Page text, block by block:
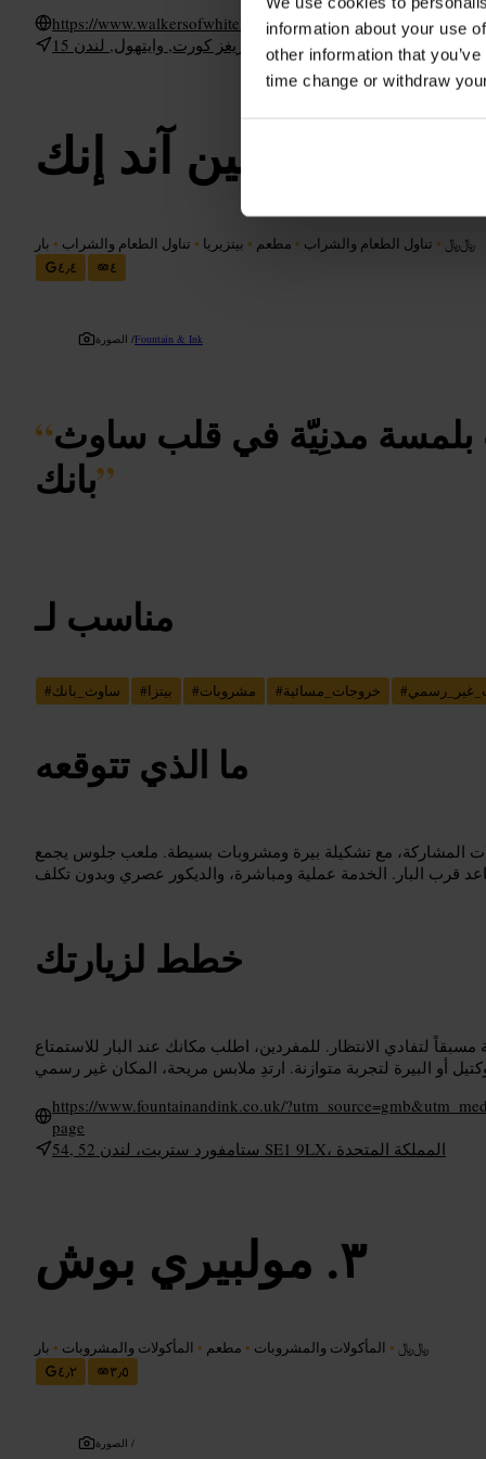
information about your use
other information that
time change or withdraw
https://www.walkersofwhitehall.co.uk/
15 كريغز كورت, وايتهول, لندن SW1A 2DD, يو كيه
فونتين آند إنك
﷼﷼ • تناول الطعام والشراب • مطعم • بيتزيريا • تناول الطعام والشراب • بار
٤٫٤
٤
الصورة /Fountain & Ink
“بلمسة مدنِيّة في قلب ساوث
بانك”
مناسب لـ
#ساوث_بانك #بيتزا #مشروبات #خروجات_مسائية #
ما الذي تتوقعه
المشاركة، مع تشكيلة بيرة ومشروبات بسيطة. ملعب جلوس يجمع
خطط لزيارتك
لتفادي الانتظار. للمفردين، اطلب مكانك عند البار للاستمتاع
https://www.fountainandink.co.uk/
page
54, 52 ستامفورد ستريت، لندن SE1 9LX، المملكة المتحدة
مولبيري بوش
﷼﷼ • المأكولات والمشروبات • مطعم • المأكولات والمشروبات • بار
٤٫٢
٣٫٥
الصورة /